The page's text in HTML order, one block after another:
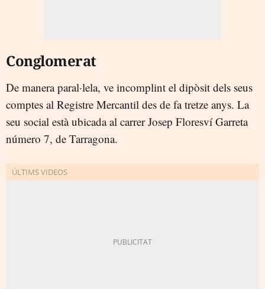
Conglomerat
De manera paral·lela, ve incomplint el dipòsit dels seus
comptes al Registre Mercantil des de fa tretze anys. La
seu social està ubicada al carrer Josep Floresví Garreta
número 7, de Tarragona.